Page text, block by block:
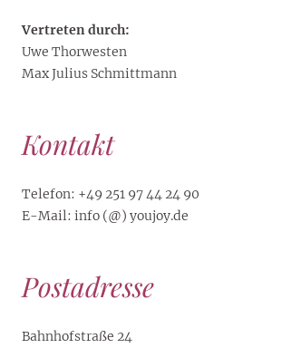
Vertreten durch:
Uwe Thorwesten
Max Julius Schmittmann
Kontakt
Telefon: +49 251 97 44 24 90
E-Mail: info (@) youjoy.de
Postadresse
Bahnhofstraße 24